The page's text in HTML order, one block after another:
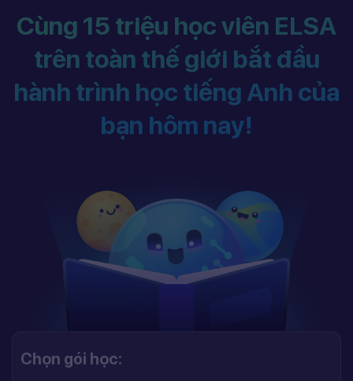
Cùng 15 triệu học viên ELSA
trên toàn thế giới bắt đầu
hành trình học tiếng Anh của
bạn hôm nay!
Chọn gói học: